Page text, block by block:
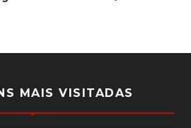
MAIS VISITADAS